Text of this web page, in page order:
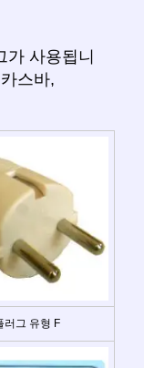
가 사용됩니
스바,
러그 유형 F